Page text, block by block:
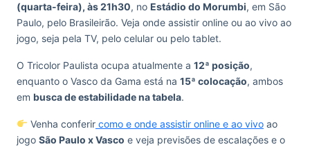
(quarta-feira), às 21h30, no Estádio do Morumbi, em São
Paulo, pelo Brasileirão. Veja onde assistir online ou ao vivo ao
jogo, seja pela TV, pelo celular ou pelo tablet.
O Tricolor Paulista ocupa atualmente a 12ª posição,
enquanto o Vasco da Gama está na 15ª colocação, ambos
em busca de estabilidade na tabela.
Venha conferircomo e onde assistir online e ao vivoao
jogo São Paulo x Vasco e veja previsões de escalações e o